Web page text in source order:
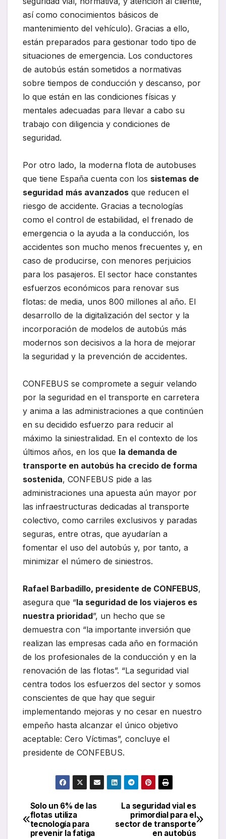
así como conocimientos básicos de
mantenimiento del vehículo). Gracias a ello,
están preparados para gestionar todo tipo de
situaciones de emergencia. Los conductores
de autobús están sometidos a normativas
sobre tiempos de conducción y descanso, por
lo que están en las condiciones físicas y
mentales adecuadas para llevar a cabo su
trabajo con diligencia y condiciones de
seguridad.
Por otro lado, la moderna flota de autobuses
que tiene España cuenta con los sistemas de
seguridad más avanzados que reducen el
riesgo de accidente. Gracias a tecnologías
como el control de estabilidad, el frenado de
emergencia o la ayuda a la conducción, los
accidentes son mucho menos frecuentes y, en
caso de producirse, con menores perjuicios
para los pasajeros. El sector hace constantes
esfuerzos económicos para renovar sus
flotas: de media, unos 800 millones al año. El
desarrollo de la digitalización del sector y la
incorporación de modelos de autobús más
modernos son decisivos a la hora de mejorar
la seguridad y la prevención de accidentes.
CONFEBUS se compromete a seguir velando
por la seguridad en el transporte en carretera
y anima a las administraciones a que continúen
en su decidido esfuerzo para reducir al
máximo la siniestralidad. En el contexto de los
últimos años, en los que la demanda de
transporte en autobús ha crecido de forma
sostenida, CONFEBUS pide a las
administraciones una apuesta aún mayor por
las infraestructuras dedicadas al transporte
colectivo, como carriles exclusivos y paradas
seguras, entre otras, que ayudarían a
fomentar el uso del autobús y, por tanto, a
minimizar el número de siniestros.
Rafael Barbadillo, presidente de CONFEBUS,
asegura que “la seguridad de los viajeros es
nuestra prioridad”, un hecho que se
demuestra con “la importante inversión que
realizan las empresas cada año en formación
de los profesionales de la conducción y en la
renovación de las flotas”. “La seguridad vial
centra todos los esfuerzos del sector y somos
conscientes de que hay que seguir
implementando mejoras y no cesar en nuestro
empeño hasta alcanzar el único objetivo
aceptable: Cero Víctimas”, concluye el
presidente de CONFEBUS.
Navegación
de
La seguridad vial es
primordial para el
sector de transporte
en autobús
Solo un 6% de las
flotas utiliza
tecnología para
prevenir la fatiga